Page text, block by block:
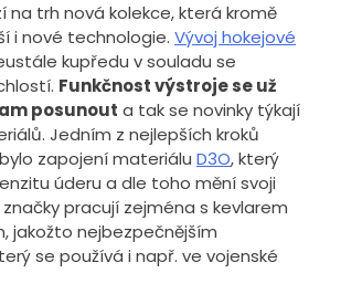
na trh nová kolekce, která kromě
i nové technologie. Vývoj hokejové
kupředu v souladu se
Funkčnost výstroje se už
posunout a tak se novinky týkají
Jedním z nejlepších kroků
zapojení materiálu D3O, který
úderu a dle toho mění svoji
pracují zejména s kevlarem
jakožto nejbezpečnějším
se používá i např. ve vojenské